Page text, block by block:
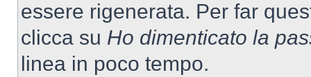
essere rigenerata. Per far
clicca su Ho dimenticato la
linea in poco tempo.